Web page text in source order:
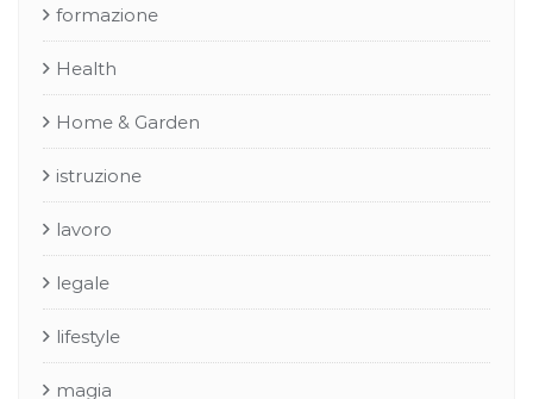
formazione
Health
Home & Garden
istruzione
lavoro
legale
lifestyle
magia